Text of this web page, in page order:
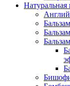
Натуральная